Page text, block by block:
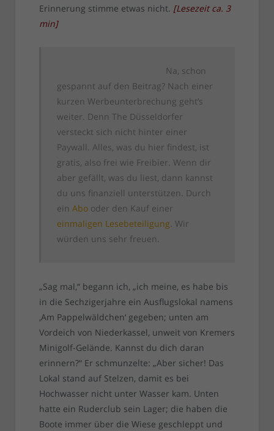
Erinnerung stimme etwas nicht. [Lesezeit ca. 3
min]
Na, schon
gespannt auf den Beitrag? Nach einer
kurzen Werbeunterbrechung geht’s
weiter. Denn The Düsseldorfer
versteckt sich nicht hinter einer
Paywall. Alles, was du hier findest, ist
gratis, also frei wie Freibier. Wenn dir
aber gefällt, was du liest, dann kannst
du uns finanziell unterstützen. Durch
ein Abooder den Kauf einer
einmaligen Lesebeteiligung. Wir
würden uns sehr freuen.
„Sag mal,“ begann ich, „ich meine, es habe bis
in die Sechzigerjahre ein Ausflugslokal namens
‚Am Pappelwäldchen‘ gegeben; unten am
Vordeich von Niederkassel, unweit von Kremers
Minigolf-Gelände. Kannst du dich daran
erinnern?“ Er schmunzelte: „Aber sicher! Das
Lokal stand auf Stelzen, damit es bei
Hochwasser nicht unter Wasser kam. Unten
hatte ein Ruderclub sein Lager; die haben die
Boote immer über die Wiese geschleppt und